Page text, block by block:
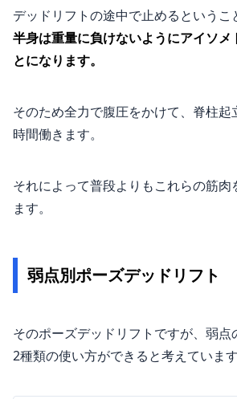
デッドリフトの途中で止めるというこ
半身は重量に負けないようにアイソメ
とになります。
そのため全力で腹圧をかけて、脊柱起
時間働きます。
それによって普段よりもこれらの筋肉
ます。
弱点別ポーズデッドリフト
そのポーズデッドリフトですが、弱点
2種類の使い方ができると考えています